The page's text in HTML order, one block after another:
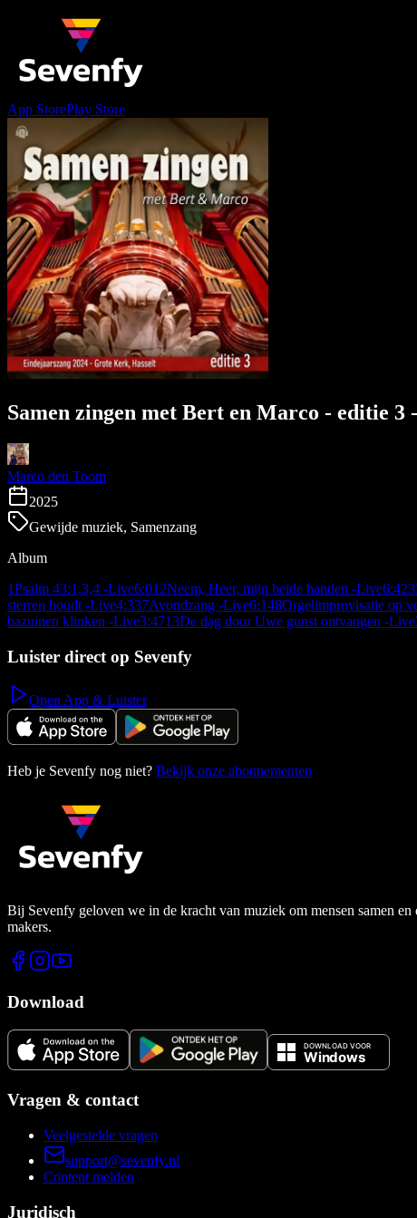
App StorePlay Store
Samen zingen met Bert en Marco - editie 3
Marco den Toom
2025
Gewijde muziek, Samenzang
Album
1Psalm 43:1,3,4 -Live6:01 2Neem, Heer, mijn beide handen -Live6:423
sterren houdt -Live4:337Avondzang -Live6:148Orgelimprovisatie op
bazuinen klinken -Live3:4713De dag door Uwe gunst ontvangen -Live
Luister direct op Sevenfy
Open App & Luister
Heb je Sevenfy nog niet? Bekijk onze abonnementen
Bij Sevenfy geloven we in de kracht van muziek om mensen samen
makers.
Download
Vragen & contact
Veelgestelde vragen
support@sevenfy.nl
Content melden
Juridisch